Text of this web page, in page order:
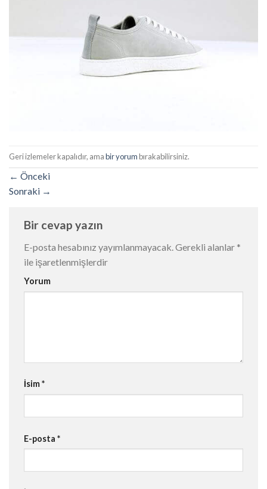
Geri izlemeler kapalıdır, amabir yorumbırakabilirsiniz.
← Önceki
Sonraki →
Bir cevap yazın
E-posta hesabınız yayımlanmayacak.Gerekli alanlar *
ile işaretlenmişlerdir
Yorum
İsim*
E-posta *